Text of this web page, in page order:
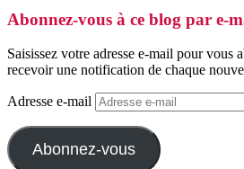
Abonnez-vous à ce blog par e-
Saisissez votre adresse e-mail pour vous
recevoir une notification de chaque
Adresse e-mail
Abonnez-vous